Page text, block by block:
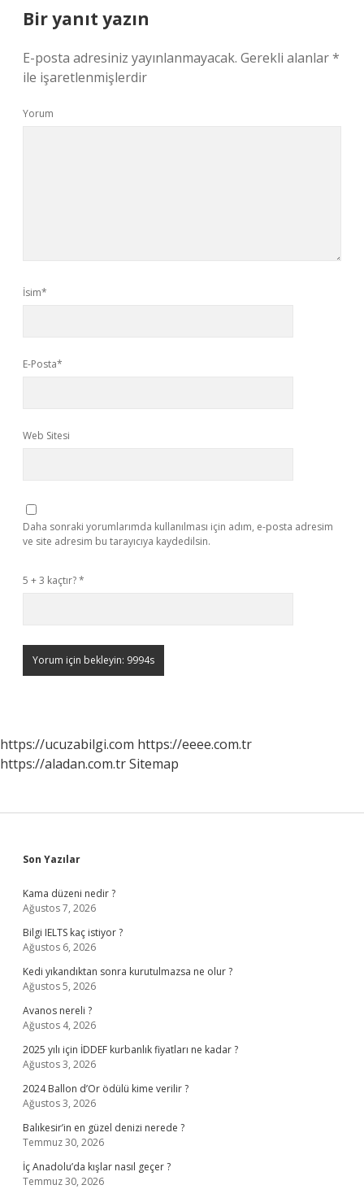
Bir yanıt yazın
E-posta adresiniz yayınlanmayacak. Gerekli alanlar*
ile işaretlenmişlerdir
Yorum
İsim*
E-Posta*
Web Sitesi
Daha sonraki yorumlarımda kullanılması için adım, e-posta adresim
ve site adresim bu tarayıcıya kaydedilsin.
5 + 3 kaçtır?*
https://ucuzabilgi.com https://eeee.com.tr
https://aladan.com.trSitemap
Sidebar
Son Yazılar
Kama düzeni nedir ?
Ağustos 7, 2026
Bilgi IELTS kaç istiyor ?
Ağustos 6, 2026
Kedi yıkandıktan sonra kurutulmazsa ne olur ?
Ağustos 5, 2026
Avanos nereli ?
Ağustos 4, 2026
2025 yılı için İDDEF kurbanlık fiyatları ne kadar ?
Ağustos 3, 2026
2024 Ballon d’Or ödülü kime verilir ?
Ağustos 3, 2026
Balıkesir’in en güzel denizi nerede ?
Temmuz 30, 2026
İç Anadolu’da kışlar nasıl geçer ?
Temmuz 30, 2026